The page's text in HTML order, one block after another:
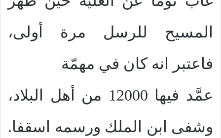
المسيح للرسل مرة أولى،
فاعتبر انه كان في مهمّة
عمَّد فيها 12000 من أهل البلاد،
وشفى ابن الملك ورسمه اسقفا.